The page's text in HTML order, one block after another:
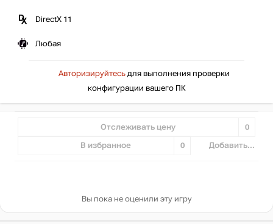
DirectX 11
Любая
Авторизируйтесь для выполнения проверки
конфигурации вашего ПК
Отслеживать цену 0
В избранное 0 Добавить...
Вы пока не оценили эту игру